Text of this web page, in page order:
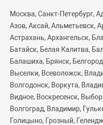
Москва, Санкт-Петербург,
Азов, Аксай, Альметьевск,
Астрахань, Архангельск,
Батайск, Белая Калитва,
Балашиха, Брянск,
Выселки, Всеволожск,
Волгодонск, Воркута,
Видное, Воскресенск,
Волгоград, Владимир,
Голицыно, Грозный,